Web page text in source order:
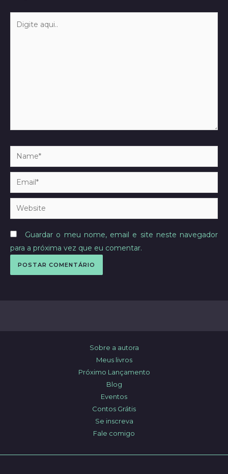
aqui..
Name*
Email*
Website
Guardar o meu nome, email e site neste navegador
para a próxima vez que eu comentar.
Sobre a autora
Meus livros
Próximo Lançamento
Blog
Eventos
Contos Grátis
Se inscreva
Fale comigo